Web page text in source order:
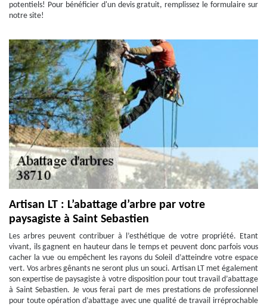
potentiels! Pour bénéficier d'un devis gratuit, remplissez le formulaire sur
notre site!
Artisan LT : L’abattage d’arbre par votre
paysagiste à Saint Sebastien
Les arbres peuvent contribuer à l’esthétique de votre propriété. Etant
vivant, ils gagnent en hauteur dans le temps et peuvent donc parfois vous
cacher la vue ou empêchent les rayons du Soleil d’atteindre votre espace
vert. Vos arbres gênants ne seront plus un souci. Artisan LT met également
son expertise de paysagiste à votre disposition pour tout travail d’abattage
à Saint Sebastien. Je vous ferai part de mes prestations de professionnel
pour toute opération d’abattage avec une qualité de travail irréprochable